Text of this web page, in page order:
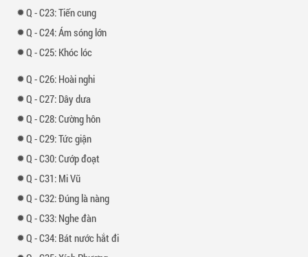
- 23: Tiến cung
- 24: Ám sóng lớn
- 25: Khóc lóc
- 26: Hoài nghi
- 27: Dây dưa
- 28: Cường hôn
- 29: Tức giận
- 30: Cướp đoạt
- 31: Mi Vũ
- 32: Đúng là nàng
- 33: Nghe đàn
- 34: Bát nước hắt đi